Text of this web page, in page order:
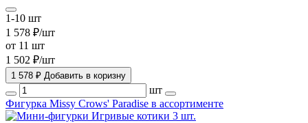
1-10 шт
1 578 ₽/шт
от 11 шт
1 502 ₽/шт
1 578 ₽ Добавить в коризну
шт
Фигурка Missy Crows' Paradise в ассортименте